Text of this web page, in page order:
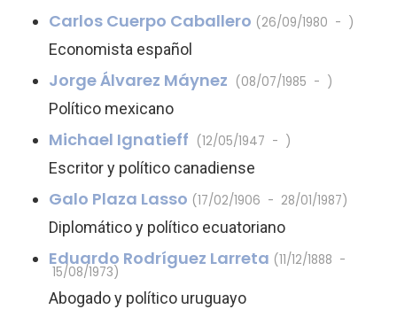
Carlos Cuerpo Caballero (26/09/1980 - )
Economista español
Jorge Álvarez Máynez (08/07/1985 - )
Político mexicano
Michael Ignatieff (12/05/1947 - )
Escritor y político canadiense
Galo Plaza Lasso (17/02/1906 - 28/01/1987)
Diplomático y político ecuatoriano
Eduardo Rodríguez Larreta (11/12/1888 -
15/08/1973)
Abogado y político uruguayo